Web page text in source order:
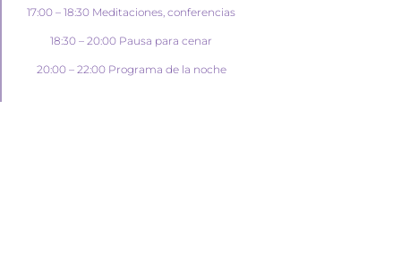
17:00 – 18:30 Meditaciones, conferencias
18:30 – 20:00 Pausa para cenar
20:00 – 22:00 Programa de la noche